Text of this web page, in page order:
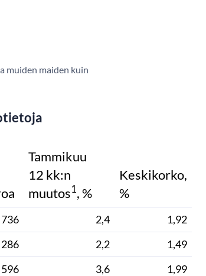
muiden maiden kuin
Tammikuu
12 kk:n
muutos1, %
Keskikorko,
%
2,4
1,92
2,2
1,49
3,6
1,99